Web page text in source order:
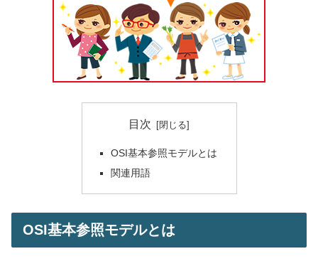
目次
OSI基本参照モデルとは
関連用語
OSI基本参照モデルとは